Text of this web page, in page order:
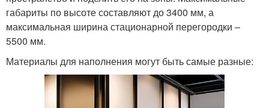
габариты по высоте составляют до 3400 мм, а
максимальная ширина стационарной перегородки –
5500 мм.
Материалы для наполнения могут быть самые разные: